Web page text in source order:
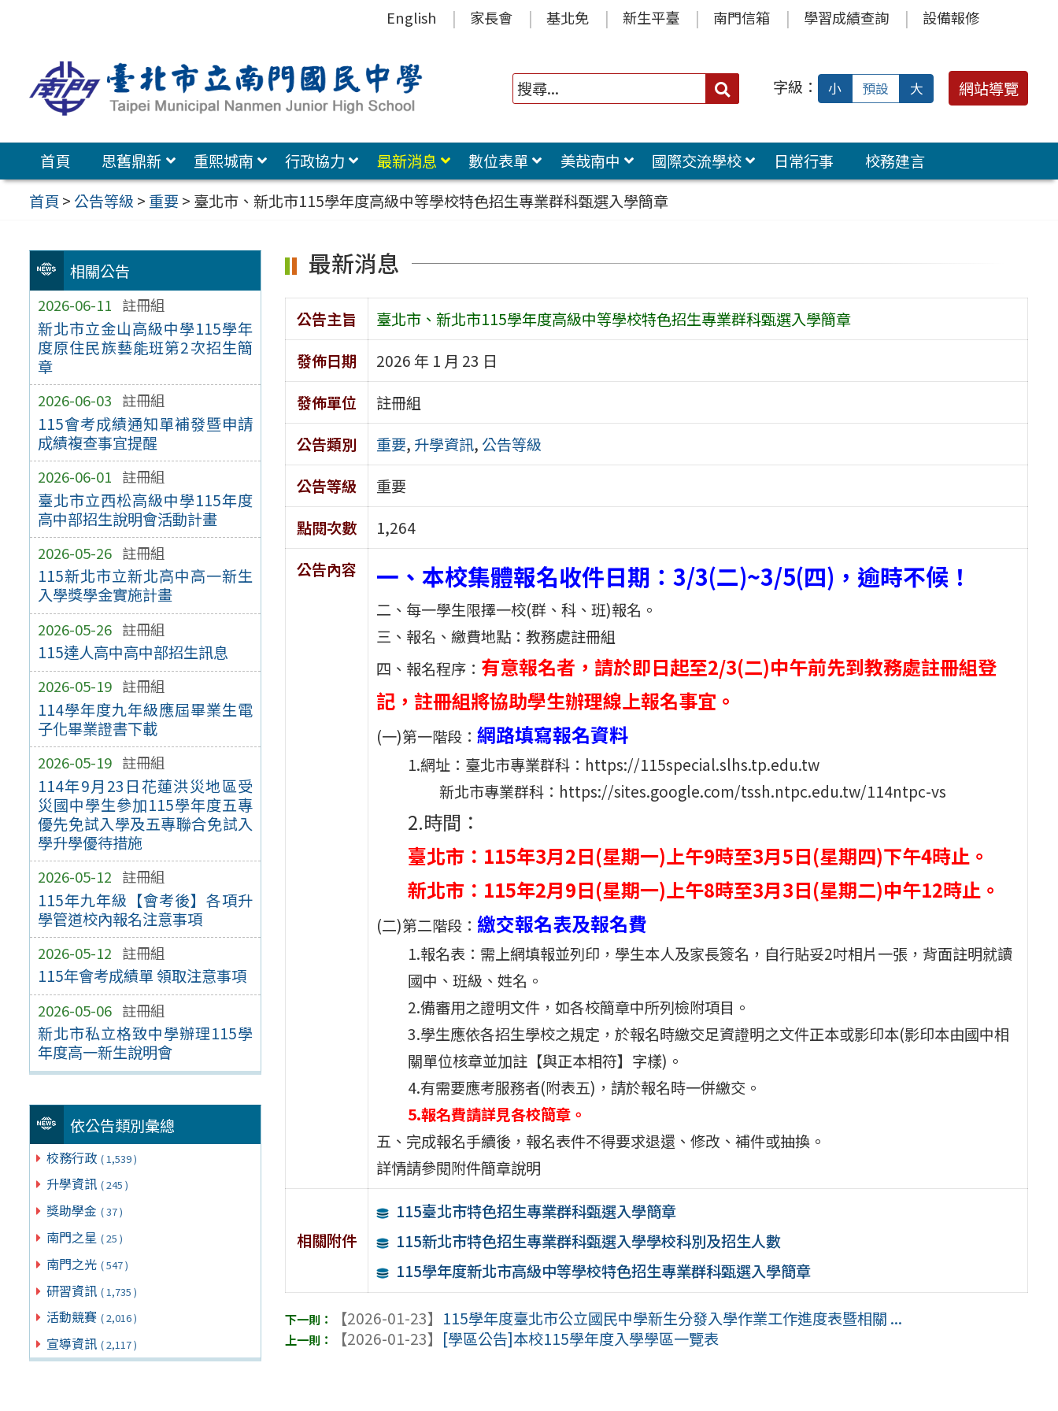
容
區
English 家長會 基北免 新生平臺 南門信箱 學習成績查詢 設備報修
搜
字級： 小 預設 大 網站導覽
首頁 思舊鼎新 重熙城南 行政協力 最新消息 數位表單 美哉南中 國際交流學校 日常行事
校務建言
首頁 > 公告等級 > 重要> 臺北市、新北市115學年度高級中等學校特色招生專業群科甄選入學簡章
相關公告
2026-06-11 註冊組
新北市立金山高級中學115學年
度原住民族藝能班第2次招生簡
章
2026-06-03 註冊組
115會考成績通知單補發暨申請
成績複查事宜提醒
2026-06-01 註冊組
臺北市立西松高級中學115年度
高中部招生說明會活動計畫
2026-05-26 註冊組
115新北市立新北高中高一新生
入學獎學金實施計畫
2026-05-26 註冊組
115達人高中高中部招生訊息
2026-05-19 註冊組
114學年度九年級應屆畢業生電
子化畢業證書下載
2026-05-19 註冊組
114年9月23日花蓮洪災地區受
災國中學生參加115學年度五專
優先免試入學及五專聯合免試入
學升學優待措施
2026-05-12 註冊組
115年九年級【會考後】各項升
學管道校內報名注意事項
2026-05-12 註冊組
115年會考成績單 領取注意事項
2026-05-06 註冊組
新北市私立格致中學辦理115學
年度高一新生說明會
依公告類別彙總
校務行政 ( 1,539 )
升學資訊 ( 245 )
獎助學金 ( 37 )
南門之星 ( 25 )
南門之光 ( 547 )
研習資訊 ( 1,735 )
活動競賽 ( 2,016 )
宣導資訊 ( 2,117 )
最新消息
公告主旨
臺北市、新北市115學年度高級中等學校特色招生專業群科甄選入學簡章
發佈日期
2026 年 1 月 23 日
發佈單位
註冊組
公告類別
重要, 升學資訊, 公告等級
公告等級
重要
點閱次數
1,264
公告內容
一、本校集體報名收件日期：3/3(二)~3/5(四)，逾時不候！
二、每一學生限擇一校(群、科、班)報名。
三、報名、繳費地點：教務處註冊組
四、報名程序： 有意報名者，請於即日起至2/3(二)中午前先到教務處註冊組登
記，註冊組將協助學生辦理線上報名事宜。
(一)第一階段： 網路填寫報名資料
1.網址：臺北市專業群科：https://115special.slhs.tp.edu.tw
新北市專業群科：https://sites.google.com/tssh.ntpc.edu.tw/114ntpc-vs
2.時間：
臺北市：115年3月2日(星期一)上午9時至3月5日(星期四)下午4時止。
新北市：115年2月9日(星期一)上午8時至3月3日(星期二)中午12時止。
(二)第二階段： 繳交報名表及報名費
1.報名表：需上網填報並列印，學生本人及家長簽名，自行貼妥2吋相片一張，背面註明就讀
國中、班級、姓名。
2.備審用之證明文件，如各校簡章中所列檢附項目。
3.學生應依各招生學校之規定，於報名時繳交足資證明之文件正本或影印本(影印本由國中相
關單位核章並加註【與正本相符】字樣)。
4.有需要應考服務者(附表五)，請於報名時一併繳交。
5.報名費請詳見各校簡章。
五、完成報名手續後，報名表件不得要求退還、修改、補件或抽換。
詳情請參閱附件簡章說明
相關附件
115臺北市特色招生專業群科甄選入學簡章
115新北市特色招生專業群科甄選入學學校科別及招生人數
115學年度新北市高級中等學校特色招生專業群科甄選入學簡章
【2026-01-23】 115學年度臺北市公立國民中學新生分發入學作業工作進度表暨相關 ...
【2026-01-23】 [學區公告]本校115學年度入學學區一覽表